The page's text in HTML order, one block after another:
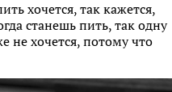
хочется, так кажется,
станешь пить, так одну
не хочется, потому что